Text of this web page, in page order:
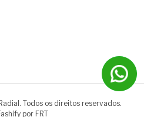
Todos os direitos reservados.
por FRT